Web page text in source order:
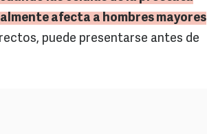
afecta a hombres mayores
puede presentarse antes de